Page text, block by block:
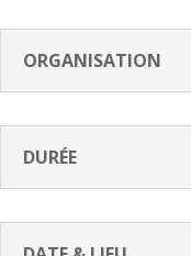
ORGANISATION
DURÉE